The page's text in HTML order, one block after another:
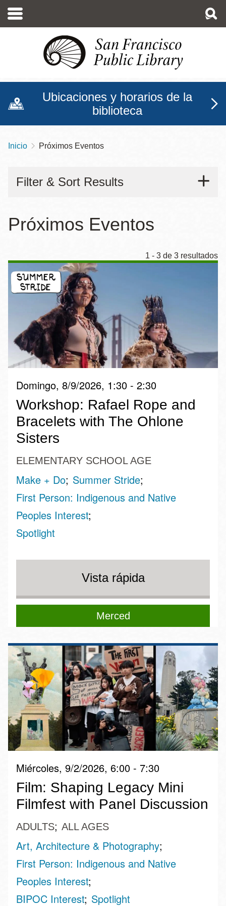
contenido
Ubicaciones y horarios de la
biblioteca
Sobrescribir
de
a
la
Inicio Próximos Eventos
Próximos Eventos
1 - 3 de 3 resultados
Domingo, 8/9/2026, 1:30 - 2:30
Workshop: Rafael Rope and
Bracelets with The Ohlone
Sisters
ELEMENTARY SCHOOL AGE
Make + Do Summer Stride
First Person: Indigenous and Native
Peoples Interest
Spotlight
Vista rápida
Merced
Miércoles, 9/2/2026, 6:00 - 7:30
Film: Shaping Legacy Mini
Filmfest with Panel Discussion
ADULTS ALL AGES
Art, Architecture & Photography
First Person: Indigenous and Native
Peoples Interest
BIPOC Interest Spotlight
Filter & Sort Results